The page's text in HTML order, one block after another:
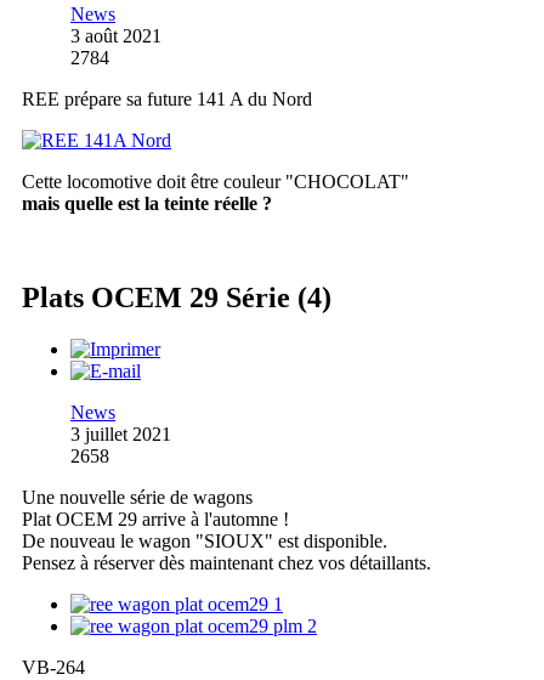
News
3 août 2021
2784
REE prépare sa future 141 A du Nord
Cette locomotive doit être couleur "CHOCOLAT"
mais quelle est la teinte réelle ?
Plats OCEM 29 Série (4)
News
3 juillet 2021
2658
Une nouvelle série de wagons
Plat OCEM 29 arrive à l'automne !
De nouveau le wagon "SIOUX" est disponible.
Pensez à réserver dès maintenant chez vos détaillants.
VB-264